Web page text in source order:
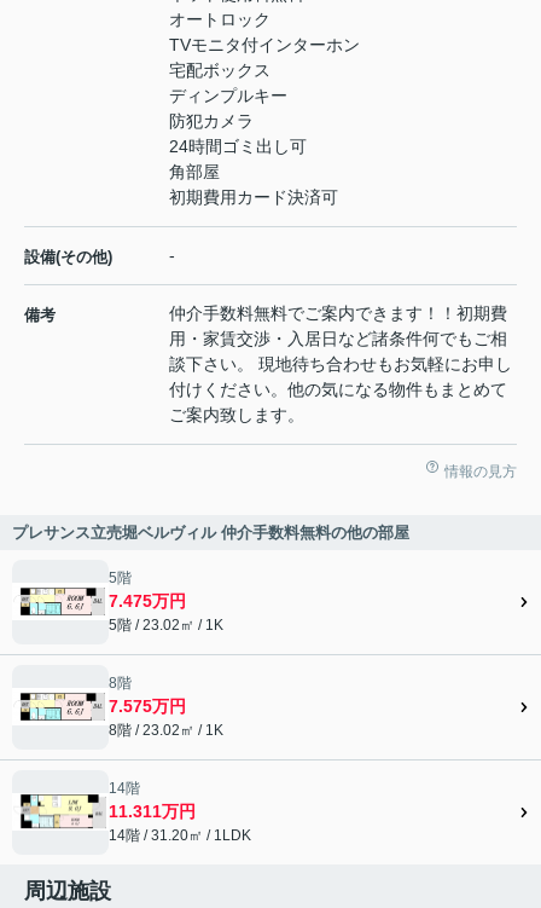
オートロック
TVモニタ付インターホン
宅配ボックス
ディンプルキー
防犯カメラ
24時間ゴミ出し可
角部屋
初期費用カード決済可
設備(その他) -
備考
仲介手数料無料でご案内できます！！初期費
用・家賃交渉・入居日など諸条件何でもご相
談下さい。 現地待ち合わせもお気軽にお申し
付けください。他の気になる物件もまとめて
ご案内致します。
情報の見方
プレサンス立売堀ベルヴィル 仲介手数料無料の他の部屋
5階
7.475万円
5階 / 23.02㎡ / 1K
8階
7.575万円
8階 / 23.02㎡ / 1K
14階
11.311万円
14階 / 31.20㎡ / 1LDK
周辺施設